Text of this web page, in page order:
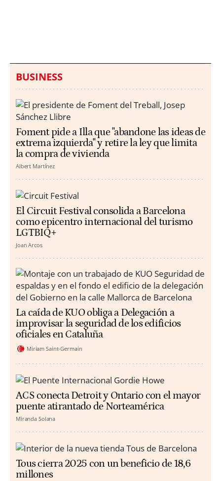
BUSINESS
Foment pide a Illa que "abandone las ideas de
extrema izquierda" y retire la ley que limita
la compra de vivienda
Albert Martínez
El Circuit Festival consolida a Barcelona
como epicentro internacional del turismo
LGTBIQ+
Joan Arcos
La caída de KUO obliga a Delegación a
improvisar la seguridad de los edificios
oficiales en Cataluña
Miriam Saint-Germain
ACS conecta Detroit y Ontario con el mayor
puente atirantado de Norteamérica
Miranda Solana
Tous cierra 2025 con un beneficio de 18,6
millones